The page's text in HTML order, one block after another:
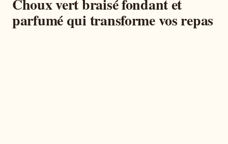
Choux vert braisé fondant et
parfumé qui transforme vos repas